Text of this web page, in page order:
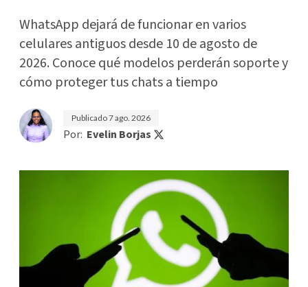
WhatsApp dejará de funcionar en varios
celulares antiguos desde 10 de agosto de
2026. Conoce qué modelos perderán soporte y
cómo proteger tus chats a tiempo
Publicado7 ago. 2026
Por: Evelin Borjas